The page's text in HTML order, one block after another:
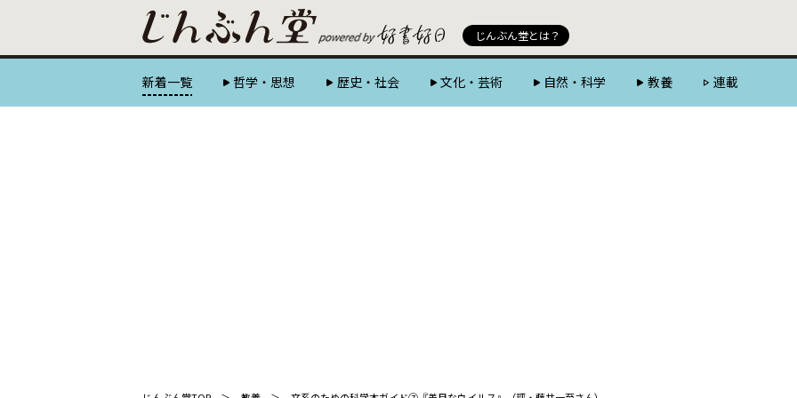
じんぶん堂とは？
新着一覧 哲学・思想 歴史・社会 文化・芸術 自然・科学 教養 連載